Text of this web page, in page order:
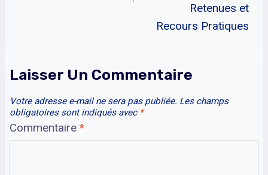
Retenues et
Recours Pratiques
Laisser Un Commentaire
Votre adresse e-mail ne sera pas publiée. Les champs
obligatoires sont indiqués avec *
Commentaire *